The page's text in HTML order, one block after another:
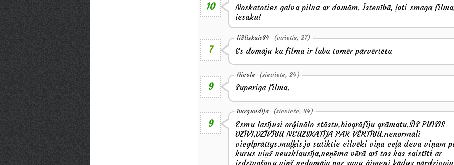
10
Noskatoties galva pilna ar domām. Īstenībā, ļoti smaga
iesaku!
7
li3liskais84 (vīrietis, 27)
Es domāju ka filma ir laba tomēr pārvērtēta
9
Nicole (sieviete, 24)
Superiga filma.
9
Burgundija (sieviete, 34)
Esmu lasījusi orģinālo stāstu,biogrāfiju grāmatu.ŠIS PUISIS
DZĪVI,DZĪVĪBU NEUZSKATĪJA PAR VĒRTĪBU.nenormāli
vieglprātīgs.muļķis.jo satiktie cilvēki viņa ceļā deva viņam
kurus viņš neuzklausīja,neņēma vērā arī tos kas saistīti ar